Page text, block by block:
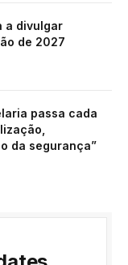
a divulgar
de 2027
passa cada
da segurança”